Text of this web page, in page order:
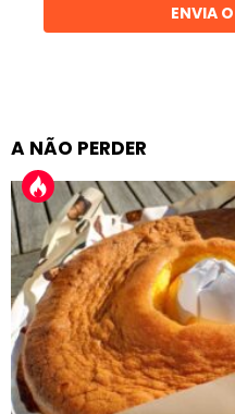
ENVIA
A NÃO PERDER